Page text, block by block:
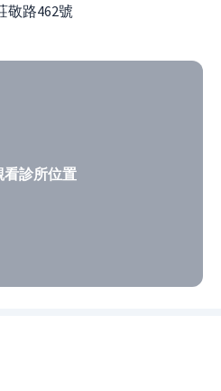
敬路462號
看診所位置